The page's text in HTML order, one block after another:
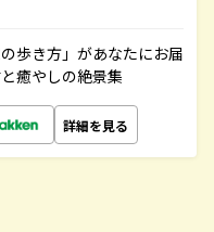
歩き方」があなたにお届
癒やしの絶景集
詳細を見る